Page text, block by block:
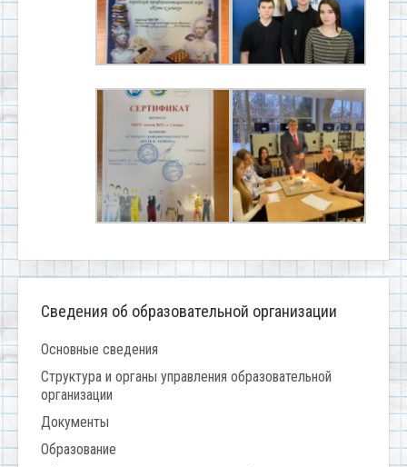
Сведения об образовательной организации
Основные сведения
Структура и органы управления образовательной
организации
Документы
Образование